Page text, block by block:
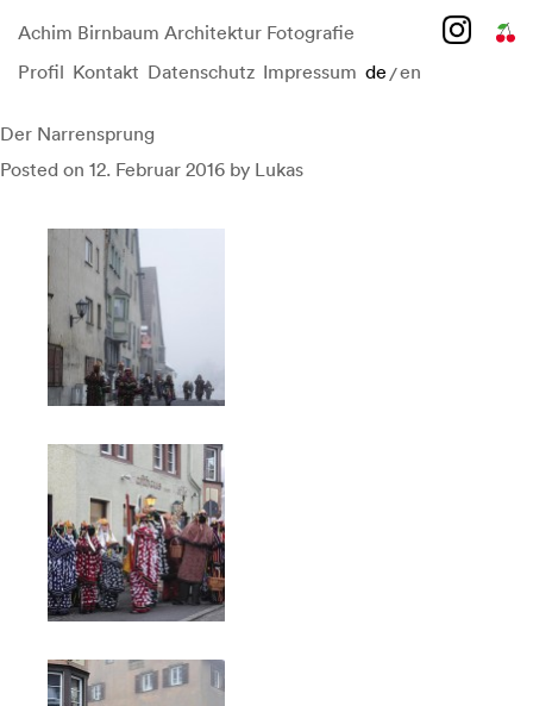
Achim Birnbaum Architektur Fotografie
Profil Kontakt Datenschutz Impressum de/en
Skip
content
Der Narrensprung
Posted on 12. Februar 2016 by Lukas